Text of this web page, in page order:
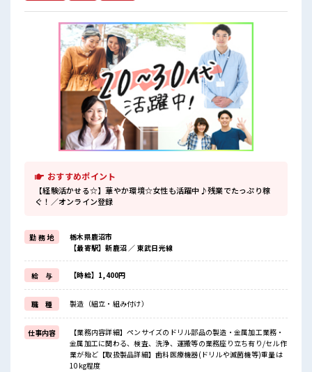
おすすめポイント
【経験活かせる☆】華やか環境☆女性も活躍中♪残業でたっぷり稼
ぐ！／オンライン登録
勤 務 地
栃木県鹿沼市
【最寄駅】新鹿沼 ／ 東武日光線
給 与 【時給】1,400円
職 種 製造（組立・組み付け）
仕事内容
【業務内容詳細】ペンサイズのドリル部品の製造・金属加工業務・
金属加工に関わる、検査、洗浄、運搬等の業務座り立ち有り/セル作
業が殆ど【取扱製品詳細】歯科医療機器(ドリルや滅菌機等)重量は
10kg程度